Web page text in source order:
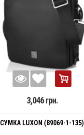
3,046 грн.
СУМКА LUXON (89069-1-135)